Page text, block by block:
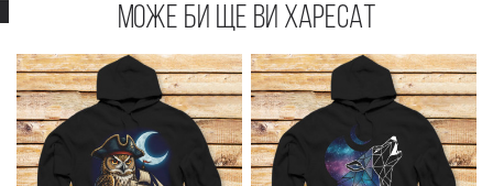
Може би ще ви харесат